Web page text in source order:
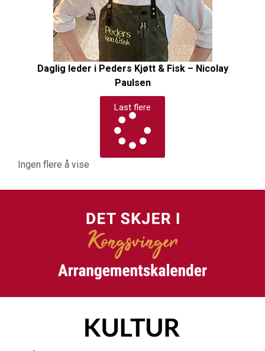
Daglig leder i Peders Kjøtt & Fisk – Nicolay
Paulsen
Last flere
Ingen flere å vise